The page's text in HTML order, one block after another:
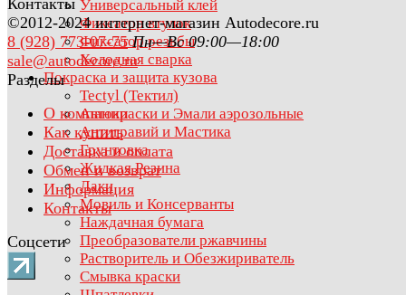
Универсальный клей
Фиксатор втулок
Фиксатор резьбы
Холодная сварка
Покраска и защита кузова
Tectyl (Тектил)
Автокраски и Эмали аэрозольные
Антигравий и Мастика
Грунтовка
Жидкая Резина
Лаки
Мовиль и Консерванты
Наждачная бумага
Преобразователи ржавчины
Растворитель и Обезжириватель
Смывка краски
©2012-2024 интернет-магазин Autodecore.ru
8 (928) 773-07-75 Пн—Вс 09:00—18:00
sale@autodecore.ru
Разделы
О компании
Как купить
Доставка и оплата
Обмен и возврат
Информация
Контакты
Соцсети